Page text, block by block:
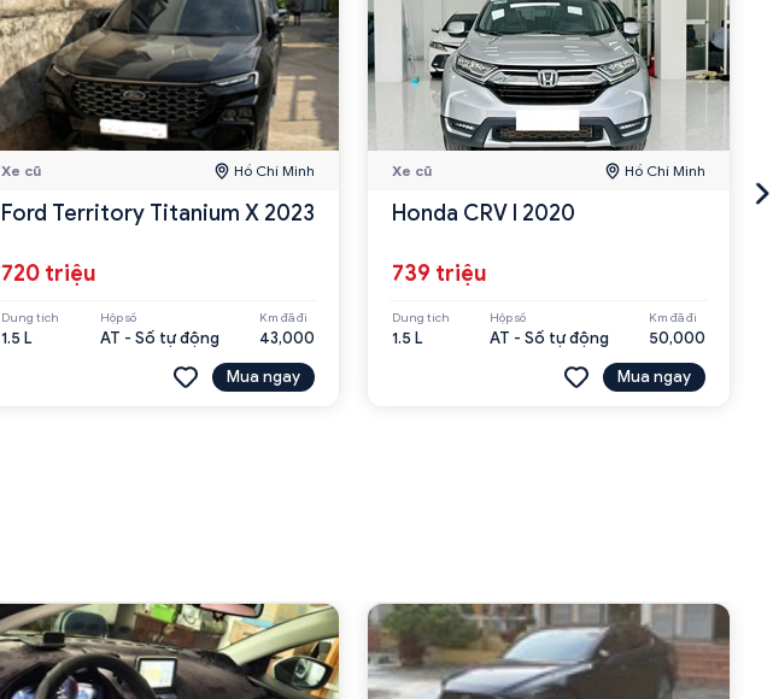
Xe cũ Hồ Chí Minh
Ford Territory Titanium X 2023
720 triệu
Dung tích
1.5 L
Hộp số
AT - Số tự động
Km đã đi
43,000
Mua ngay
Xe cũ Hồ Chí Minh
Honda CRV l 2020
739 triệu
Dung tích
1.5 L
Hộp số
AT - Số tự động
Km đã đi
50,000
Mua ngay